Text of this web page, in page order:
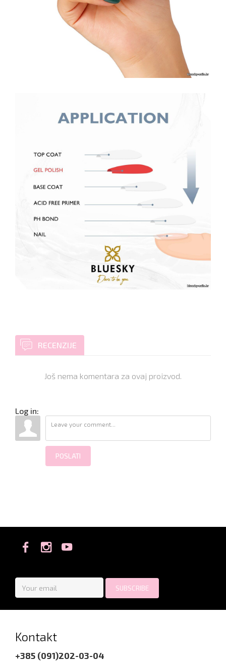
RECENZIJE
Još nema komentara za ovaj proizvod.
Log in:
POSLATI
Kontakt
+385 (091)202-03-04